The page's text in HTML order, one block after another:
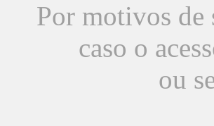
Por motivos de
caso o
ou